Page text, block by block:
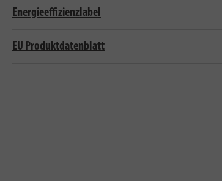
Energieeffizienzlabel
EU Produktdatenblatt